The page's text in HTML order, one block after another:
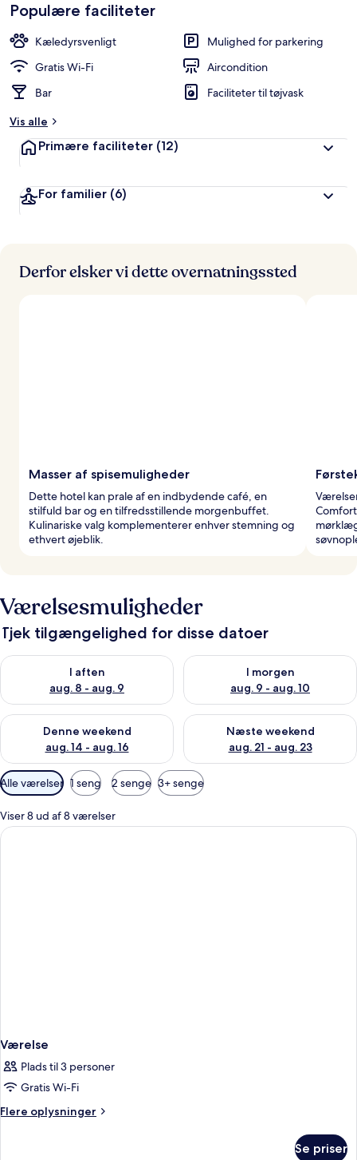
Populære faciliteter
Kæledyrsvenligt
Mulighed for parkering
Gratis Wi-Fi
Aircondition
Bar
Faciliteter til tøjvask
Vis alle
Primære faciliteter (12)
For familier (6)
Derfor elsker vi dette overnatningssted
Masser af spisemuligheder
Dette hotel kan prale af en indbydende café, en
stilfuld bar og en tilfredsstillende morgenbuffet.
Kulinariske valg komplementerer enhver stemning og
ethvert øjeblik.
Værelsesmuligheder
Tjek tilgængelighed for disse datoer
I aften
aug. 8 - aug. 9
Tjek tilgængelighed for i aften aug. 8 - aug. 9
I morgen
aug. 9 - aug. 10
Tjek tilgængelighed for i
Denne weekend
aug. 14 - aug. 16
Tjek tilgængelighed for denne weekend aug. 14 - aug. 16
Næste weekend
aug. 21 - aug. 23
Tjek tilgængelighed for næste
Tilgængelige
filtre
for
værelser
Alle værelser 1 seng 2 senge 3+ senge
Viser 8 ud af 8 værelser
Værelse
Plads til 3 personer
Gratis Wi-Fi
Flere oplysninger
Flere
Se priser